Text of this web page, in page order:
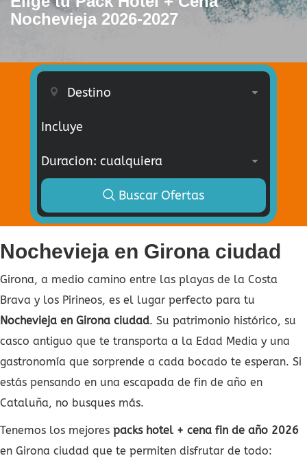
Nochevieja 2026-2027
Incluye
Buscar Ofertas
Nochevieja en Girona ciudad
Girona, a medio camino entre las playas de la Costa
Brava y los Pirineos, es el lugar perfecto para tu
Nochevieja en Girona ciudad. Su patrimonio histórico, su
casco antiguo que te transporta a la Edad Media y una
gastronomía que sorprende a cada bocado te esperan. Si
estás pensando en una escapada de fin de año en
Cataluña, no busques más.
Tenemos los mejores packs hotel + cena fin de año 2026
en Girona ciudad que te permiten disfrutar de todo: